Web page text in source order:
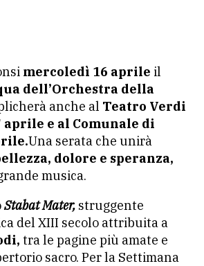
mercoledì 16 aprile il
dell’Orchestra della
anche al Teatro Verdi
e al Comunale di
Una serata che unirà
dolore e speranza,
musica.
Stabat Mater, struggente
del XIII secolo attribuita a
tra le pagine più amate e
sacro. Per la Settimana